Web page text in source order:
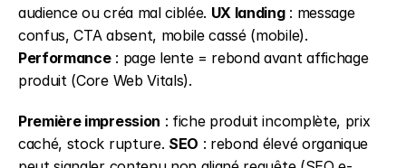
audience ou créa mal ciblée. UX landing : message
Performance : page lente = rebond avant affichage
produit (Core Web Vitals).
Première impression : fiche produit incomplète, prix
caché, stock rupture. SEO : rebond élevé organique